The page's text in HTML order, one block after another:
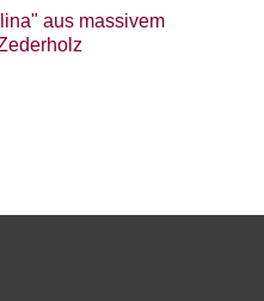
aus massivem